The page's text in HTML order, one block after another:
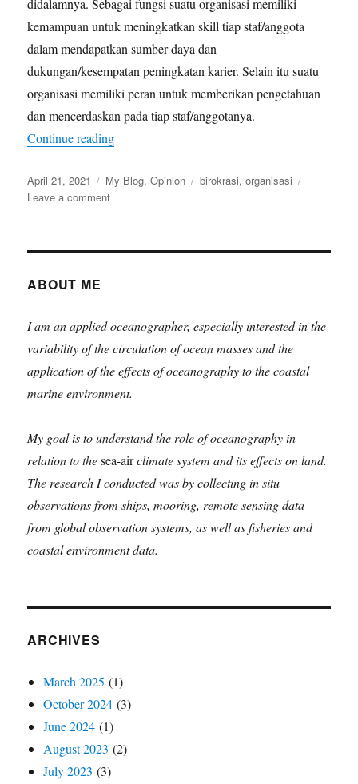
didalamnya. Sebagai fungsi suatu organisasi memiliki
kemampuan untuk meningkatkan skill tiap staf/anggota
dalam mendapatkan sumber daya dan
dukungan/kesempatan peningkatan karier. Selain itu suatu
organisasi memiliki peran untuk memberikan pengetahuan
dan mencerdaskan pada tiap staf/anggotanya.
Continue reading“Penyederhanaan Birokrasi/Organisasi”
Posted
on
April 21, 2021 Categories
My Blog,Opinion Tags
birokrasi,organisasi
Leave a commenton
ABOUT ME
I am an applied oceanographer, especially interested in the
variability of the circulation of ocean masses and the
application of the effects of oceanography to the coastal
marine environment.
My goal is to understand the role of oceanography in
relation to thesea-airclimate system and its effects on land.
The research I conducted was by collecting in situ
observations from ships, mooring, remote sensing data
from global observation systems, as well as fisheries and
coastal environment data.
ARCHIVES
March 2025 (1)
October 2024 (3)
June 2024 (1)
August 2023 (2)
July 2023 (3)